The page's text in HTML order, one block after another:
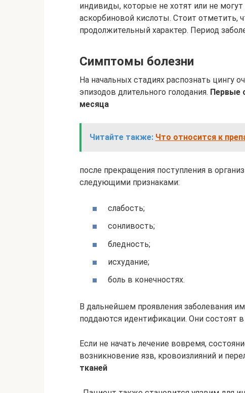
индивиды, которые не хотят или не
аскорбиновой кислоты. Стоит отметить,
продолжительный характер. Период
Симптомы болезни
На начальных стадиях распознать цингу
эпизодов длительного голодания. Первые
месяца
Читайте также: Что относится к
после прекращения поступления в
следующими признаками:
слабость;
сонливость;
бледность;
исхудание;
боль в конечностях.
В дальнейшем проявления заболевания
поддаются идентификации. Они состоят в
Если не начать лечение вовремя,
возникновение язв, кровоизлияний и
тканей